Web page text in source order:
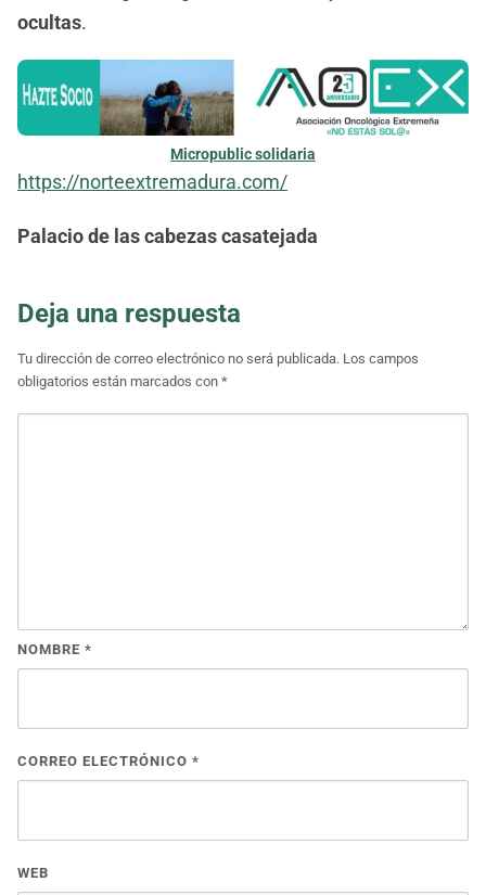
ocultas.
Micropublic solidaria
https://norteextremadura.com/
Palacio de las cabezas casatejada
Deja una respuesta
Tu dirección de correo electrónico no será publicada. Los campos
obligatorios están marcados con *
NOMBRE *
CORREO ELECTRÓNICO *
WEB